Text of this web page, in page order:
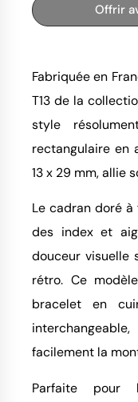
Offrir
Fabriquée en
T13 de la
style
rectangulaire en
13 x 29 mm, allie
Le cadran doré
des index et
douceur visuelle
rétro. Ce
bracelet en
facilement la
Parfaite pour